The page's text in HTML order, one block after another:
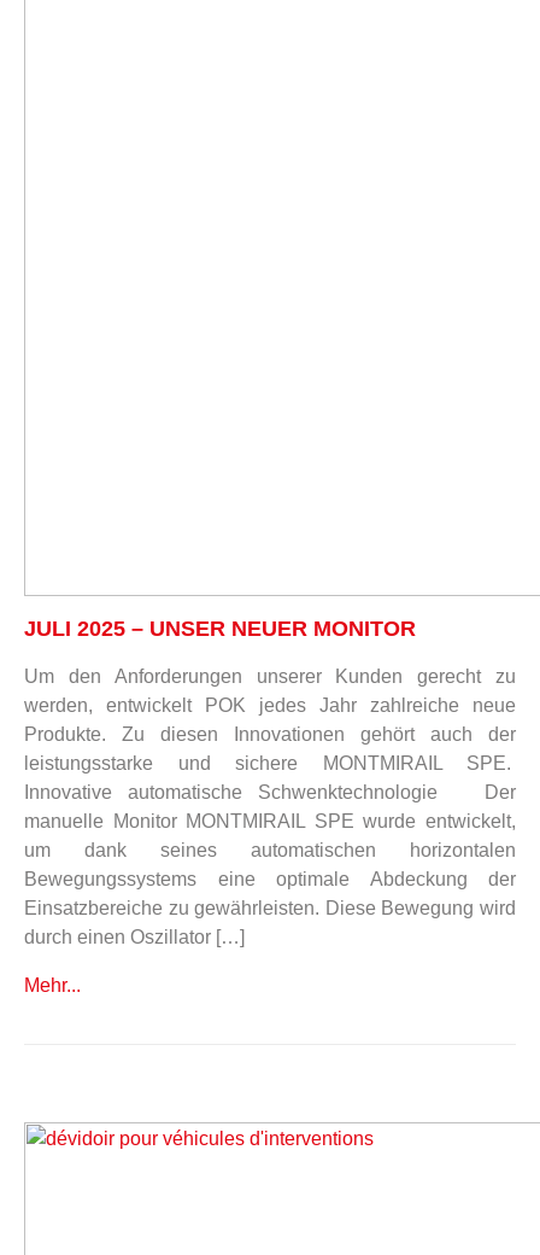
JULI 2025 – UNSER NEUER MONITOR
Um den Anforderungen unserer Kunden gerecht zu
werden, entwickelt POK jedes Jahr zahlreiche neue
Produkte. Zu diesen Innovationen gehört auch der
leistungsstarke und sichere MONTMIRAIL SPE.
Innovative automatische Schwenktechnologie Der
manuelle Monitor MONTMIRAIL SPE wurde entwickelt,
um dank seines automatischen horizontalen
Bewegungssystems eine optimale Abdeckung der
Einsatzbereiche zu gewährleisten. Diese Bewegung wird
durch einen Oszillator […]
Mehr...